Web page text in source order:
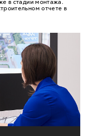
в стадии монтажа.
отчете в